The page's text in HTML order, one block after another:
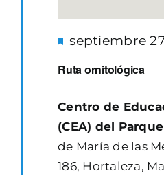
Ruta ornitológica
Destacado
septiembre
Centro de
(CEA) del
de María de las
186, Hortaleza,